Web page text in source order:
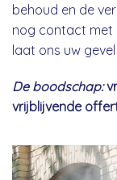
behoud en de
nog contact met
laat ons uw
De boodschap:
vrijblijvende